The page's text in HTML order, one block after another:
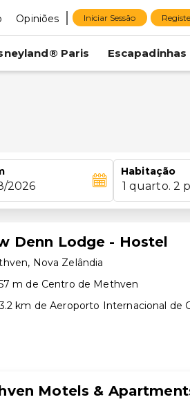
Opiniões Iniciar Sessão
Paris Escapadinhas
2026
Habitação
1 quarto. 2
Denn Lodge - Hostel
, Nova Zelândia
m de Centro de Methven
km de Aeroporto Internacional de
Motels &